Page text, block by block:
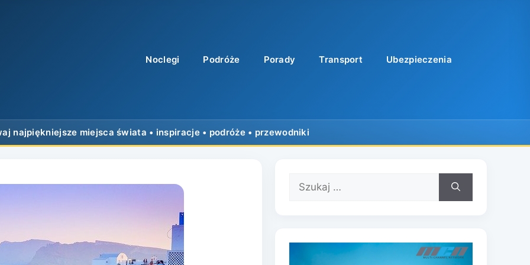
Noclegi Podróże Porady Transport Ubezpieczenia
Szukaj: